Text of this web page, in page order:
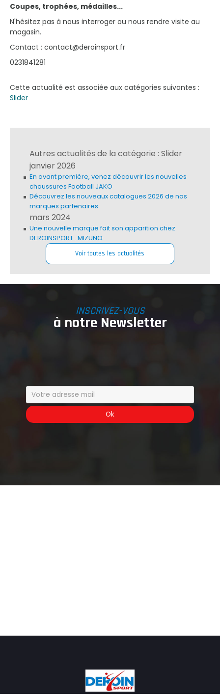
Coupes, trophées, médailles...
N'hésitez pas à nous interroger ou nous rendre visite au
magasin.
Contact : contact@deroinsport.fr
0231841281
Cette actualité est associée aux catégories suivantes :
Slider
Autres actualités de la catégorie : Slider
janvier 2026
En avant première, venez découvrir les nouvelles
chaussures Football JAKO
Découvrez les nouveaux catalogues 2026 de nos
marques partenaires.
mars 2024
Une nouvelle marque fait son apparition chez
DEROINSPORT : MIZUNO
Voir toutes les actualités
INSCRIVEZ-VOUS
à notre Newsletter